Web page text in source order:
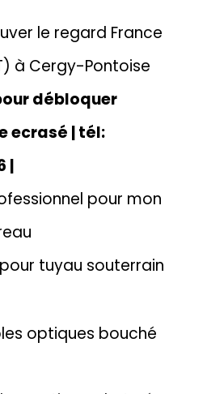
le regard France
à Cergy-Pontoise
débloquer
ecrasé | tél:
|
pour mon
tuyau souterrain
optiques bouché